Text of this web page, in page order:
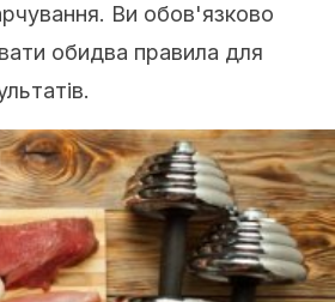
Ви обов'язково
обидва правила для